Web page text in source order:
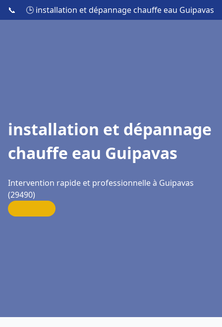
📞 🕒 installation et dépannage chauffe eau Guipavas
installation et dépannage
chauffe eau Guipavas
Intervention rapide et professionnelle à Guipavas
(29490)